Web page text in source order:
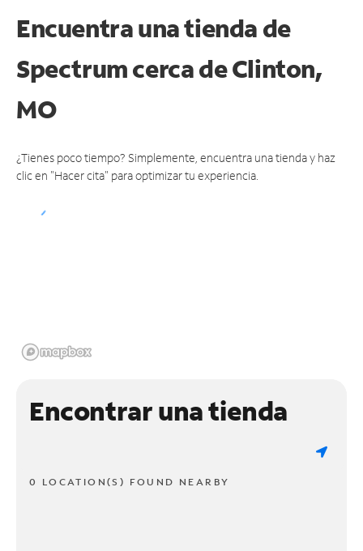
Encuentra una tienda de
Spectrumcerca de Clinton,
MO
¿Tienes poco tiempo? Simplemente, encuentra una tienda y haz
clic en "Hacer cita" para optimizar tu experiencia.
Encontrar una tienda
0 LOCATION(S) FOUND NEARBY